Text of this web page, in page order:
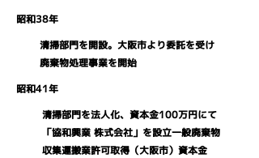
昭和38年
清掃部門を開設。大阪市より委託を受け
廃棄物処理事業を開始
昭和41年
清掃部門を法人化、資本金100万円にて
「協和興業 株式会社」を設立一般廃棄物
収集運搬業許可取得（大阪市） 資本金